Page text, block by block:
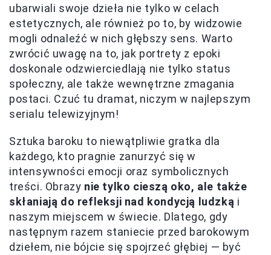
ubarwiali swoje dzieła nie tylko w celach
estetycznych, ale również po to, by widzowie
mogli odnaleźć w nich głębszy sens. Warto
zwrócić uwagę na to, jak portrety z epoki
doskonale odzwierciedlają nie tylko status
społeczny, ale także wewnętrzne zmagania
postaci. Czuć tu dramat, niczym w najlepszym
serialu telewizyjnym!
Sztuka baroku to niewątpliwie gratka dla
każdego, kto pragnie zanurzyć się w
intensywności emocji oraz symbolicznych
treści. Obrazy nie tylko cieszą oko, ale także
skłaniają do refleksji nad kondycją ludzką i
naszym miejscem w świecie. Dlatego, gdy
następnym razem staniecie przed barokowym
dziełem, nie bójcie się spojrzeć głębiej — być